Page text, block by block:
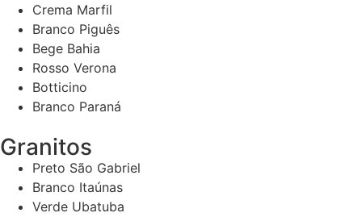
Crema Marfil
Branco Piguês
Bege Bahia
Rosso Verona
Botticino
Branco Paraná
Granitos
Preto São Gabriel
Branco Itaúnas
Verde Ubatuba